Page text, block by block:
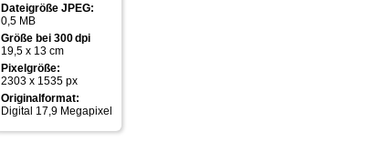
Dateigröße JPEG:
0,5 MB
Größe bei 300 dpi
19,5 x 13 cm
Pixelgröße:
2303 x 1535 px
Originalformat:
Digital 17,9 Megapixel